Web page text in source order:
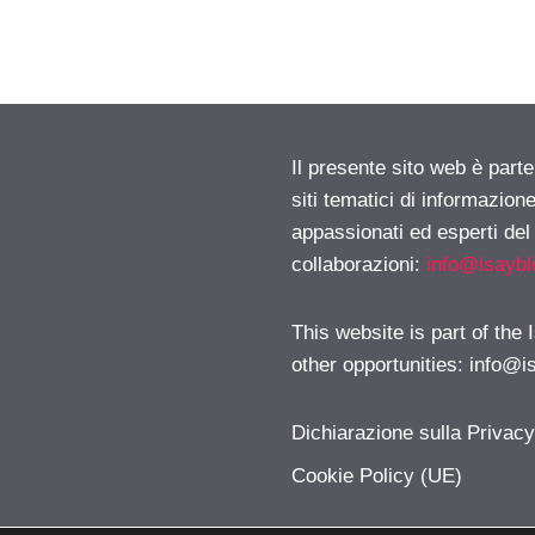
Il presente sito web è
siti tematici di
appassionati ed esperti
collaborazioni:
This website is part of the
other opportunities:
Dichiarazione sulla
Cookie Policy (UE)